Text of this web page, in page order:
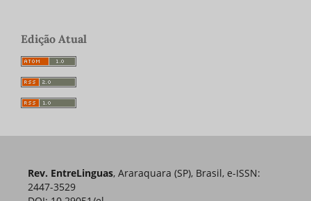
Edição Atual
Rev. EntreLinguas, Araraquara (SP), Brasil, e-ISSN:
2447-3529